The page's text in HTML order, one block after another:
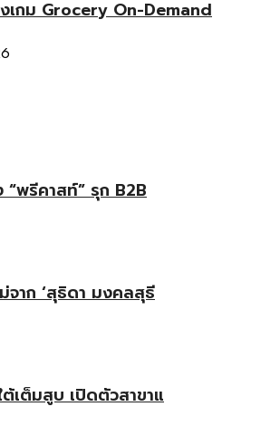
เกม Grocery On-Demand
“พรีคาสท์” รุก B2B
จาก ‘สุธิดา มงคลสุธี
ต้เต็มสูบ เปิดตัวสาขาแ